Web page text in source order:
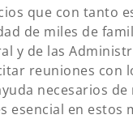
que con tanto
de miles de
y de las
reuniones con
necesarios
esencial en estos